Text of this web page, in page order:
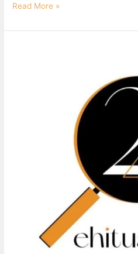
Read More »